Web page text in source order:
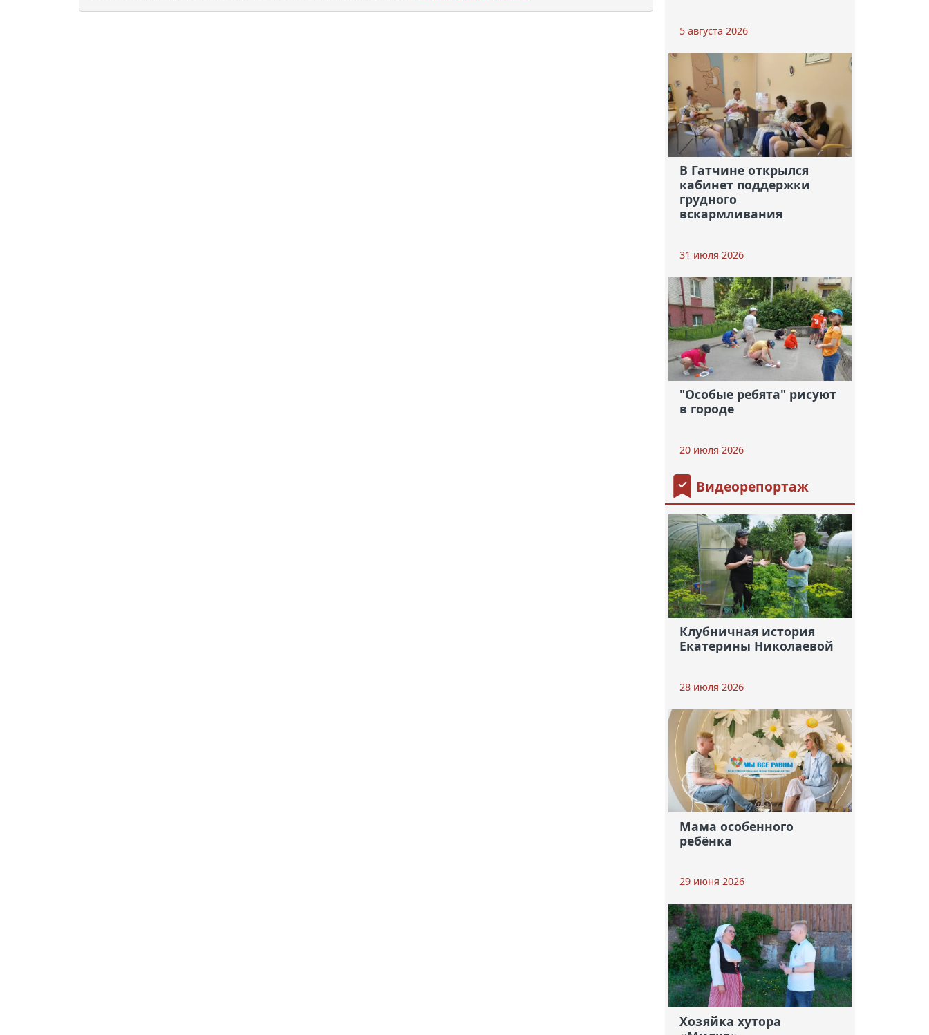
5 августа 2026
В Гатчине открылся
кабинет поддержки
грудного
вскармливания
31 июля 2026
"Особые ребята" рисуют
в городе
20 июля 2026
Видеорепортаж
Клубничная история
Екатерины Николаевой
28 июля 2026
Мама особенного
ребёнка
29 июня 2026
Хозяйка хутора